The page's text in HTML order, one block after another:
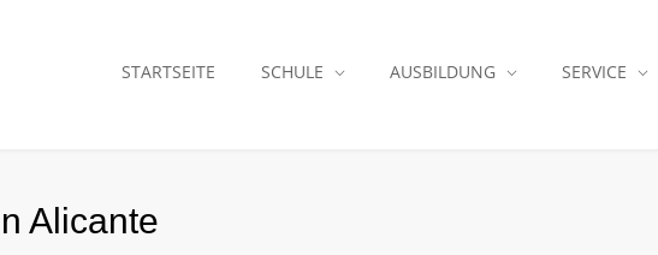
STARTSEITE SCHULE AUSBILDUNG SERVICE
Alicante